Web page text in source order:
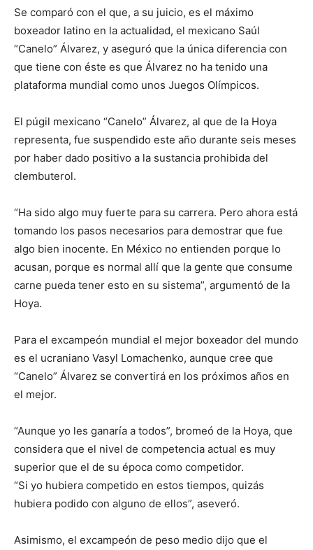
Se comparó con el que, a su juicio, es el máximo
boxeador latino en la actualidad, el mexicano Saúl
“Canelo” Álvarez, y aseguró que la única diferencia con
que tiene con éste es que Álvarez no ha tenido una
plataforma mundial como unos Juegos Olímpicos.
El púgil mexicano “Canelo” Álvarez, al que de la Hoya
representa, fue suspendido este año durante seis meses
por haber dado positivo a la sustancia prohibida del
clembuterol.
“Ha sido algo muy fuerte para su carrera. Pero ahora está
tomando los pasos necesarios para demostrar que fue
algo bien inocente. En México no entienden porque lo
acusan, porque es normal allí que la gente que consume
carne pueda tener esto en su sistema”, argumentó de la
Hoya.
Para el excampeón mundial el mejor boxeador del mundo
es el ucraniano Vasyl Lomachenko, aunque cree que
“Canelo” Álvarez se convertirá en los próximos años en
el mejor.
“Aunque yo les ganaría a todos”, bromeó de la Hoya, que
considera que el nivel de competencia actual es muy
superior que el de su época como competidor.
“Si yo hubiera competido en estos tiempos, quizás
hubiera podido con alguno de ellos”, aseveró.
Asimismo, el excampeón de peso medio dijo que el